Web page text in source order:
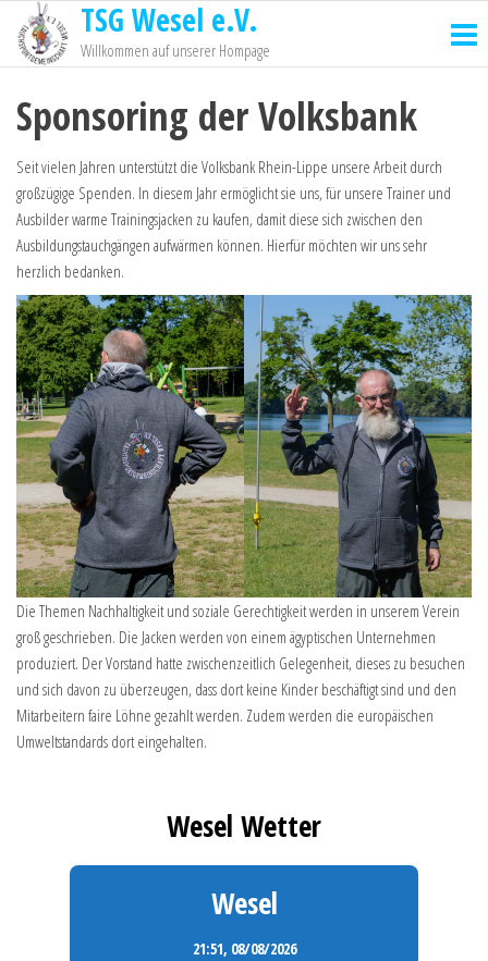
TSG Wesel e.V.
Willkommen auf unserer Hompage
Sponsoring der Volksbank
Seit vielen Jahren unterstützt die Volksbank Rhein-Lippe unsere Arbeit durch
großzügige Spenden. In diesem Jahr ermöglicht sie uns, für unsere Trainer und
Ausbilder warme Trainingsjacken zu kaufen, damit diese sich zwischen den
Ausbildungstauchgängen aufwärmen können. Hierfür möchten wir uns sehr
herzlich bedanken.
Die Themen Nachhaltigkeit und soziale Gerechtigkeit werden in unserem Verein
groß geschrieben. Die Jacken werden von einem ägyptischen Unternehmen
produziert. Der Vorstand hatte zwischenzeitlich Gelegenheit, dieses zu besuchen
und sich davon zu überzeugen, dass dort keine Kinder beschäftigt sind und den
Mitarbeitern faire Löhne gezahlt werden. Zudem werden die europäischen
Umweltstandards dort eingehalten.
Wesel Wetter
Wesel
21:51, 08/08/2026